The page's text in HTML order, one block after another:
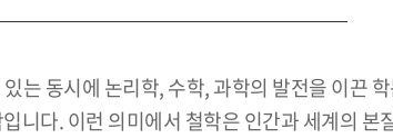
는 동시에 논리학, 수학, 과학의 발전을 이끈
니다. 이런 의미에서 철학은 인간과 세계의 본